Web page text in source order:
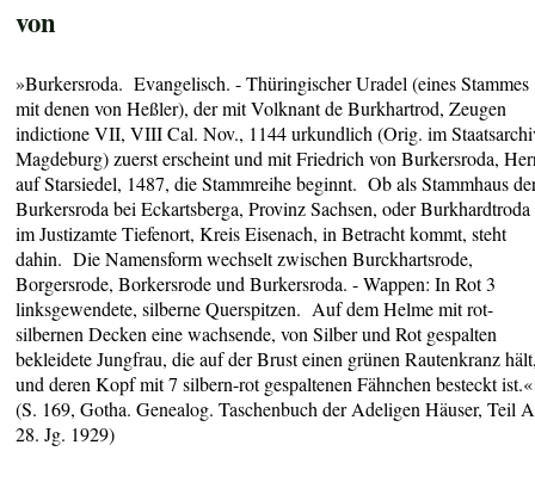
von
»Burkersroda. Evangelisch. - Thüringischer Uradel (eines Stammes
mit denen von Heßler), der mit Volknant de Burkhartrod, Zeugen
indictione VII, VIII Cal. Nov., 1144 urkundlich (Orig. im
Magdeburg) zuerst erscheint und mit Friedrich von Burkersroda,
auf Starsiedel, 1487, die Stammreihe beginnt. Ob als Stammhaus
Burkersroda bei Eckartsberga, Provinz Sachsen, oder Burkhardtroda
im Justizamte Tiefenort, Kreis Eisenach, in Betracht kommt, steht
dahin. Die Namensform wechselt zwischen Burckhartsrode,
Borgersrode, Borkersrode und Burkersroda. - Wappen: In Rot 3
linksgewendete, silberne Querspitzen. Auf dem Helme mit rot-
silbernen Decken eine wachsende, von Silber und Rot gespalten
bekleidete Jungfrau, die auf der Brust einen grünen Rautenkranz
und deren Kopf mit 7 silbern-rot gespaltenen Fähnchen besteckt
(S. 169, Gotha. Genealog. Taschenbuch der Adeligen Häuser, Teil
28. Jg. 1929)